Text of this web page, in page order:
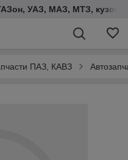
УАЗ, МАЗ, МТЗ,
ПАЗ, КАВЗ